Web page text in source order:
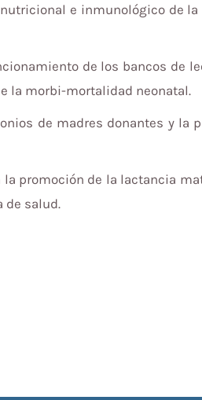
e inmunológico de
de los bancos de
la morbi-mortalidad neonatal.
de madres donantes y la
promoción de la lactancia
de salud.